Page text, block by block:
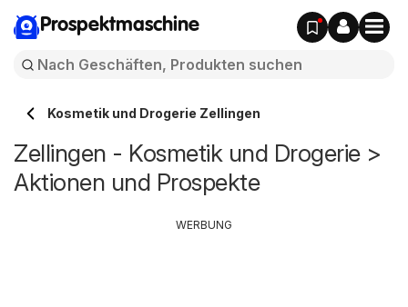
Prospektmaschine
Kosmetik und Drogerie Zellingen
Zellingen - Kosmetik und Drogerie >
Aktionen und Prospekte
WERBUNG